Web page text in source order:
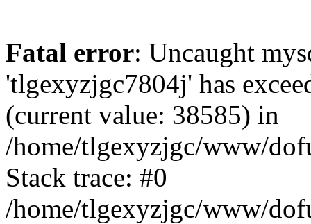
Fatal error: Uncaught
'tlgexyzjgc7804j' has
(current value: 38585) in
/home/tlgexyzjgc/www/
Stack trace: #0
/home/tlgexyzjgc/www/